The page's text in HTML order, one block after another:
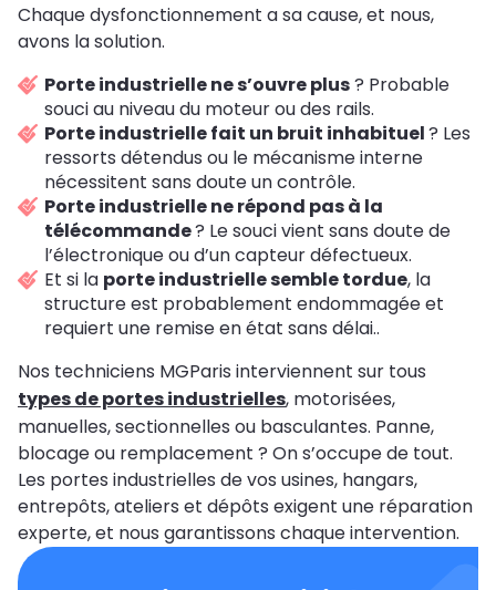
Chaque dysfonctionnement a sa cause, et nous,
avons la solution.
Porte industrielle ne s’ouvre plus? Probable
souci au niveau du moteur ou des rails.
Porte industrielle fait un bruit inhabituel? Les
ressorts détendus ou le mécanisme interne
nécessitent sans doute un contrôle.
Porte industrielle ne répond pas à la
télécommande? Le souci vient sans doute de
l’électronique ou d’un capteur défectueux.
Et si la porte industrielle semble tordue, la
structure est probablement endommagée et
requiert une remise en état sans délai..
Nos techniciens MGParis interviennent sur tous
types de portes industrielles, motorisées,
manuelles, sectionnelles ou basculantes. Panne,
blocage ou remplacement ? On s’occupe de tout.
Les portes industrielles de vos usines, hangars,
entrepôts, ateliers et dépôts exigent une réparation
experte, et nous garantissons chaque intervention.